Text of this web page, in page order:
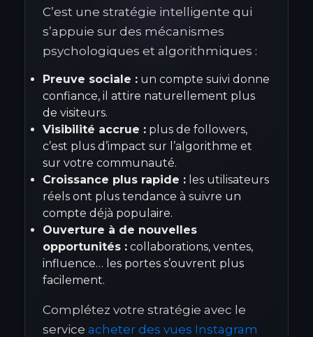
C’est une stratégie intelligente qui
s’appuie sur des mécanismes
psychologiques et algorithmiques :
Preuve sociale : un compte suivi donne
confiance, il attire naturellement plus
de visiteurs.
Visibilité accrue : plus de followers,
c’est plus d’impact sur l’algorithme et
sur votre communauté.
Croissance plus rapide : les utilisateurs
réels ont plus tendance à suivre un
compte déjà populaire.
Ouverture à de nouvelles
opportunités : collaborations, ventes,
influence… les portes s’ouvrent plus
facilement.
Complétez votre stratégie avec le
service acheter des vues Instagram